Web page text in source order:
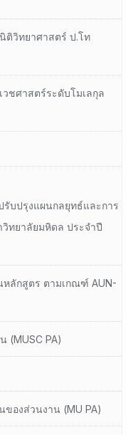
ติวิทยาศาสตร์ ป.โท
วชศาสตร์ระดับโมเลกุล
รับปรุงแผนกลยุทธ์และการ
ทยาลัยมหิดล ประจำปี
ลักสูตร ตามเกณฑ์ AUN-
(MUSC PA)
องส่วนงาน (MU PA)